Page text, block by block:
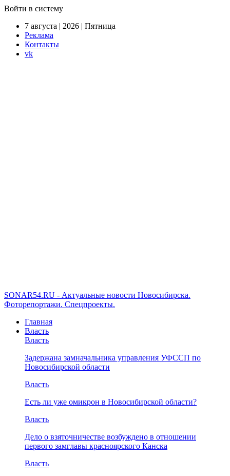
Войти в систему
7 августа | 2026 | Пятница
Реклама
Контакты
vk
SONAR54.RU - Актуальные новости Новосибирска.
Фоторепортажи. Спецпроекты.
Главная
Власть
Власть
Задержана замначальника управления УФССП по
Новосибирской области
Власть
Есть ли уже омикрон в Новосибирской области?
Власть
Дело о взяточничестве возбуждено в отношении
первого замглавы красноярского Канска
Власть